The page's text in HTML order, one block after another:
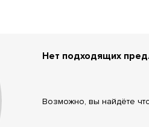
Нет подходящих
Возможно, вы найдёте